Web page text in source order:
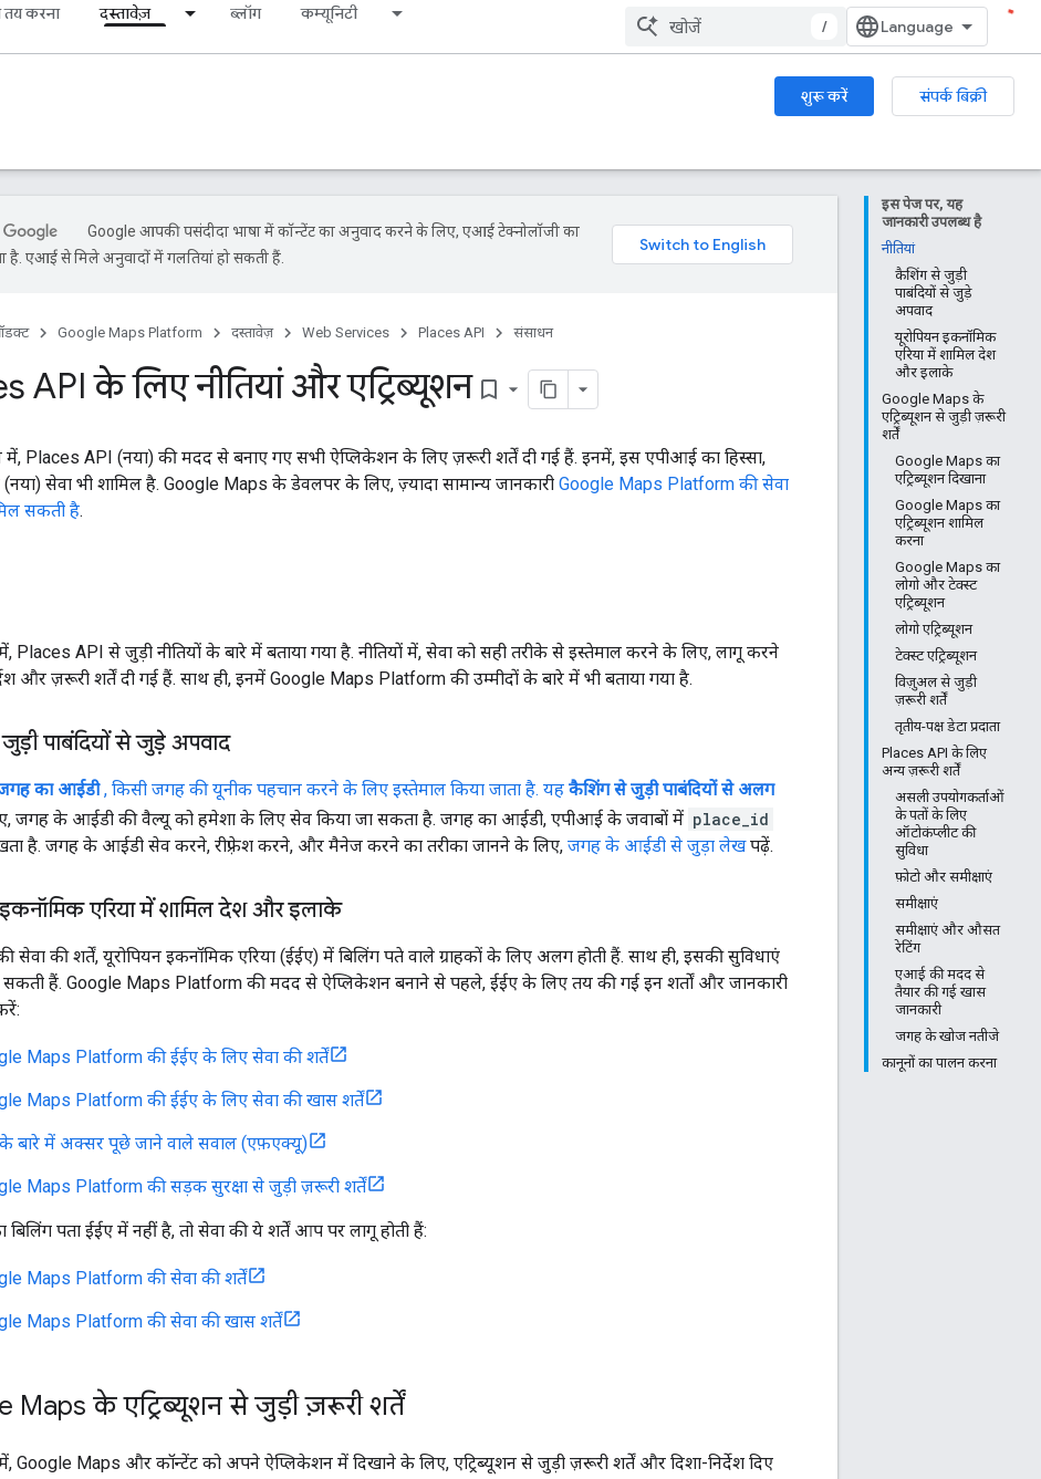
तय करना दस्तावेज़ ब्लॉग कम्यूनिटी
/
शुरू करें
संपर्क बिक्री
इस पेज पर, यह
जानकारी उपलब्ध है
नीतियां
कैशिंग से जुड़ी
पाबंदियों से जुड़े
अपवाद
यूरोपियन इकनॉमिक
एरिया में शामिल देश
और इलाके
Google Maps के
एट्रिब्यूशन से जुड़ी ज़रूरी
शर्तें
Google Maps का
एट्रिब्यूशन दिखाना
Google Maps का
एट्रिब्यूशन शामिल
करना
Google Maps का
लोगो और टेक्स्ट
एट्रिब्यूशन
लोगो एट्रिब्यूशन
टेक्स्ट एट्रिब्यूशन
विज़ुअल से जुड़ी
ज़रूरी शर्तें
तृतीय-पक्ष डेटा प्रदाता
Places API के लिए
अन्य ज़रूरी शर्तें
असली उपयोगकर्ताओं
के पतों के लिए
ऑटोकंप्लीट की
सुविधा
फ़ोटो और समीक्षाएं
समीक्षाएं
समीक्षाएं और औसत
रेटिंग
एआई की मदद से
तैयार की गई खास
जानकारी
जगह के खोज नतीजे
कानूनों का पालन करना
Google आपकी पसंदीदा भाषा में कॉन्टेंट का अनुवाद करने के लिए, एआई टेक्नोलॉजी का
है. एआई से मिले अनुवादों में गलतियां हो सकती हैं.
Google Maps Platform दस्तावेज़ Web Services Places API संसाधन
API के लिए नीतियां और एट्रिब्यूशन bookmark_border
में, Places API (नया) की मदद से बनाए गए सभी ऐप्लिकेशन के लिए ज़रूरी शर्तें दी गई हैं. इनमें, इस एपीआई का हिस्सा,
सेवा भी शामिल है. Google Maps के डेवलपर के लिए, ज़्यादा सामान्य जानकारी Google Maps Platform की सेवा
सकती है.
API से जुड़ी नीतियों के बारे में बताया गया है. नीतियों में, सेवा को सही तरीके से इस्तेमाल करने के लिए, लागू करने
और ज़रूरी शर्तें दी गई हैं. साथ ही, इनमें Google Maps Platform की उम्मीदों के बारे में भी बताया गया है.
पाबंदियों से जुड़े अपवाद
का आईडी, किसी जगह की यूनीक पहचान करने के लिए इस्तेमाल किया जाता है. यह कैशिंग से जुड़ी पाबंदियों से अलग
जगह के आईडी की वैल्यू को हमेशा के लिए सेव किया जा सकता है. जगह का आईडी, एपीआई के जवाबों में place_id
है. जगह के आईडी सेव करने, रीफ़्रेश करने, और मैनेज करने का तरीका जानने के लिए, जगह के आईडी से जुड़ा लेखपढ़ें.
इकनॉमिक एरिया में शामिल देश और इलाके
सेवा की शर्तें, यूरोपियन इकनॉमिक एरिया (ईईए) में बिलिंग पते वाले ग्राहकों के लिए अलग होती हैं. साथ ही, इसकी सुविधाएं
हैं. Google Maps Platform की मदद से ऐप्लिकेशन बनाने से पहले, ईईए के लिए तय की गई इन शर्तों और जानकारी
Maps Platform की ईईए के लिए सेवा की शर्तें
Maps Platform की ईईए के लिए सेवा की खास शर्तें
बारे में अक्सर पूछे जाने वाले सवाल (एफ़एक्यू)
Maps Platform की सड़क सुरक्षा से जुड़ी ज़रूरी शर्तें
पता ईईए में नहीं है, तो सेवा की ये शर्तें आप पर लागू होती हैं:
Maps Platform की सेवा की शर्तें
Maps Platform की सेवा की खास शर्तें
Maps के एट्रिब्यूशन से जुड़ी ज़रूरी शर्तें
Google Maps और कॉन्टेंट को अपने ऐप्लिकेशन में दिखाने के लिए, एट्रिब्यूशन से जुड़ी ज़रूरी शर्तें और दिशा-निर्देश दिए